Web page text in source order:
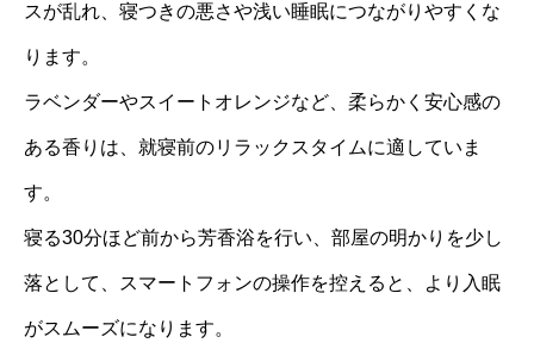
スが乱れ、寝つきの悪さや浅い睡眠につながりやすくな
ります。
ラベンダーやスイートオレンジなど、柔らかく安心感の
ある香りは、就寝前のリラックスタイムに適していま
す。
寝る30分ほど前から芳香浴を行い、部屋の明かりを少し
落として、スマートフォンの操作を控えると、より入眠
がスムーズになります。